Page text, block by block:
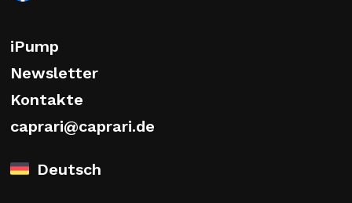
iPump
Newsletter
Kontakte
caprari@caprari.de
Deutsch